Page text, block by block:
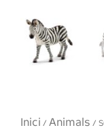
Inici / Animals /